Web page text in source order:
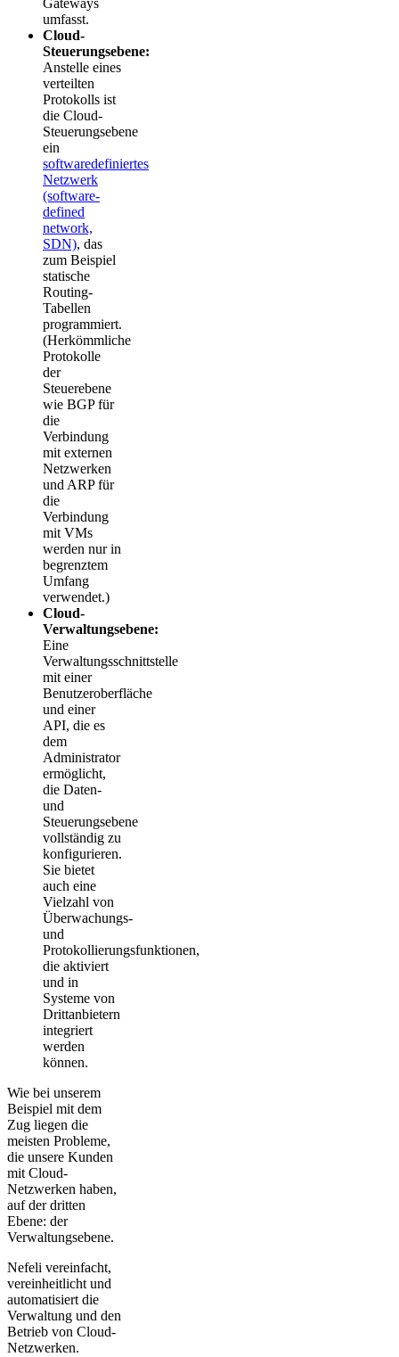
Gateways
umfasst.
Cloud-
Steuerungsebene:
Anstelle eines
verteilten
Protokolls ist
die Cloud-
Steuerungsebene
ein
softwaredefiniertes
Netzwerk
(software-
defined
network,
SDN), das
zum Beispiel
statische
Routing-
Tabellen
programmiert.
(Herkömmliche
Protokolle
der
Steuerebene
wie BGP für
die
Verbindung
mit externen
Netzwerken
und ARP für
die
Verbindung
mit VMs
werden nur in
begrenztem
Umfang
verwendet.)
Cloud-
Verwaltungsebene:
Eine
Verwaltungsschnittstelle
mit einer
Benutzeroberfläche
und einer
API, die es
dem
Administrator
ermöglicht,
die Daten-
und
Steuerungsebene
vollständig zu
konfigurieren.
Sie bietet
auch eine
Vielzahl von
Überwachungs-
und
Protokollierungsfunktionen,
die aktiviert
und in
Systeme von
Drittanbietern
integriert
werden
können.
Wie bei unserem
Beispiel mit dem
Zug liegen die
meisten Probleme,
die unsere Kunden
mit Cloud-
Netzwerken haben,
auf der dritten
Ebene: der
Verwaltungsebene.
Nefeli vereinfacht,
vereinheitlicht und
automatisiert die
Verwaltung und den
Betrieb von Cloud-
Netzwerken.